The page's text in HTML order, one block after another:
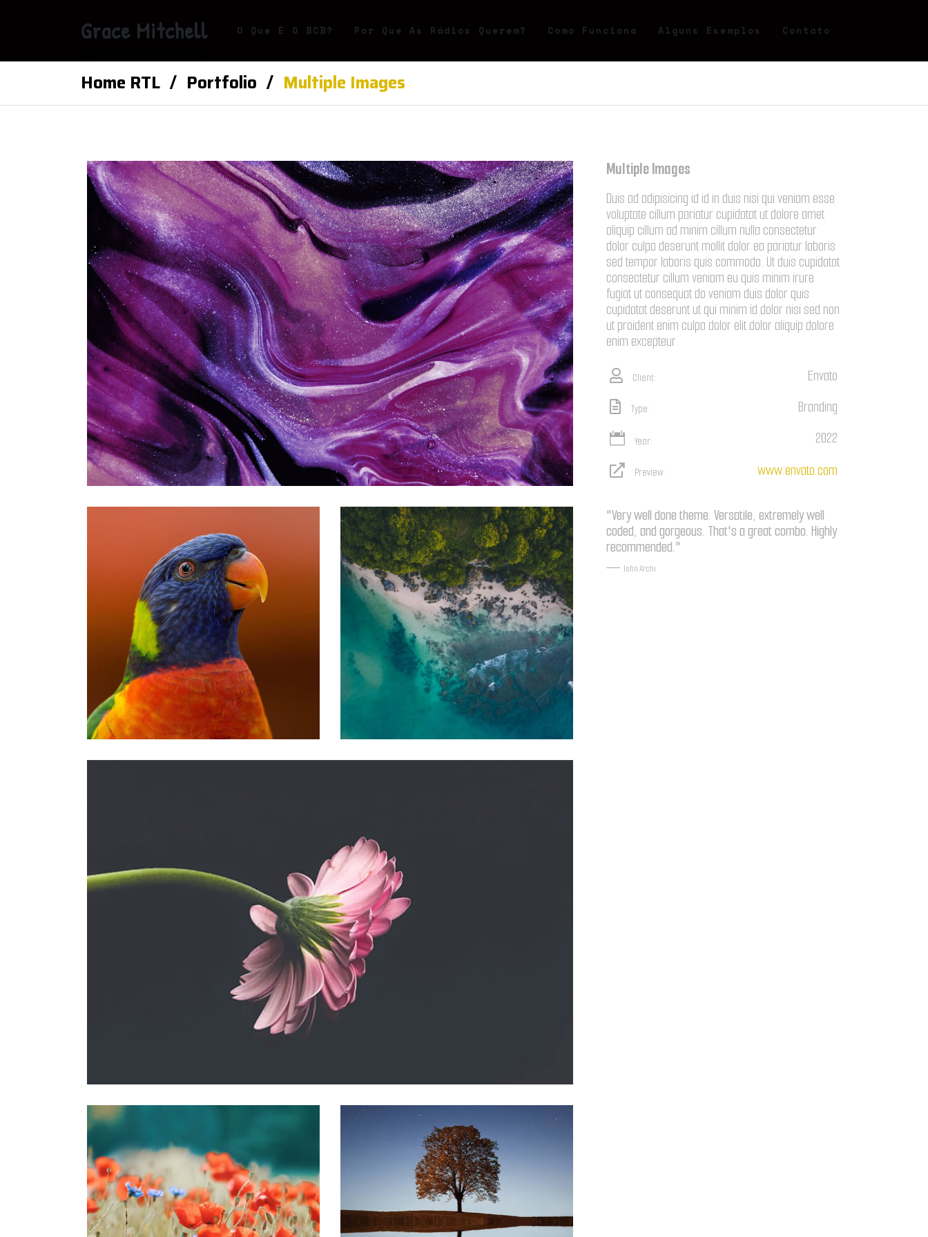
Grace Mitchell O Que É O BCB? Por Que As Rádios Querem? Como Funciona Alguns Exemplos Contato
Home RTL Portfolio Multiple Images
Multiple Images
Duis ad adipisicing id id in duis nisi qui veniam esse
voluptate cillum pariatur cupidatat ut dolore amet
aliquip cillum ad minim cillum nulla consectetur
dolor culpa deserunt mollit dolor ea pariatur laboris
sed tempor laboris quis commodo. Ut duis cupidatat
consectetur cillum veniam eu quis minim irure
fugiat ut consequat do veniam duis dolor quis
cupidatat deserunt ut qui minim id dolor nisi sed non
ut proident enim culpa dolor elit dolor aliquip dolore
enim excepteur.
Client: Envato
Type: Branding
Year: 2022
Preview: www.envato.com
"Very well done theme. Versatile, extremely well
coded, and gorgeous. That's a great combo. Highly
recommended."
John Archi